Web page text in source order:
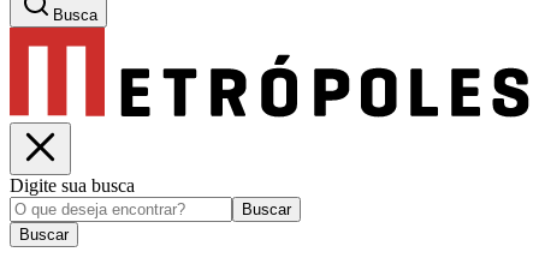
Busca
Digite sua busca
Buscar
Buscar